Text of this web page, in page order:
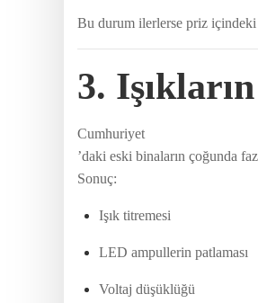
Bu durum ilerlerse priz
3.
Cumhuriyet
’daki eski binaların çoğunda
Sonuç:
Işık titremesi
LED ampullerin patlaması
Voltaj düşüklüğü